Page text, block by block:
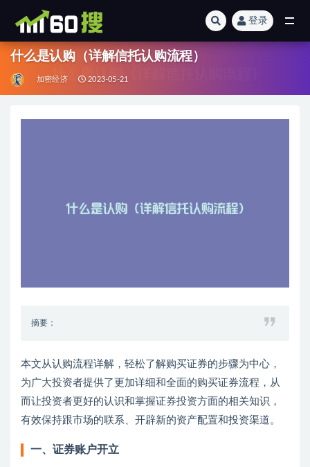
登录
什么是认购（详解信托认购流程）
加密经济 2023-05-21
摘要：
本文从认购流程详解，轻松了解购买证券的步骤为中心，
为广大投资者提供了更加详细和全面的购买证券流程，从
而让投资者更好的认识和掌握证券投资方面的相关知识，
有效保持跟市场的联系、开辟新的资产配置和投资渠道。
一、证券账户开立